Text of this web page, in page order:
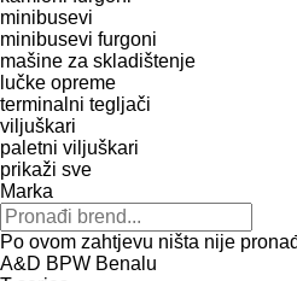
minibusevi
minibusevi furgoni
mašine za skladištenje
lučke opreme
terminalni tegljači
viljuškari
paletni viljuškari
prikaži sve
Marka
Po ovom zahtjevu ništa nije
A&D BPW Benalu